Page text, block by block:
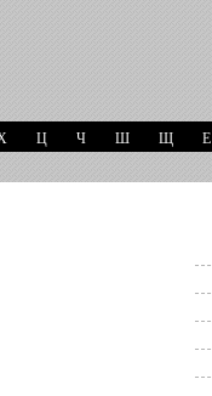
Ц Ч Ш Щ Е